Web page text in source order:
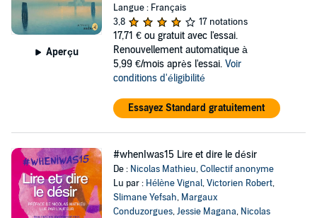
Aperçu
Langue : Français
3,8
17 notations
17,71 € ou gratuit avec l'essai.
Renouvellement automatique à
5,99 €/mois après l'essai. Voir
conditions d'éligibilité
Essayez Standard gratuitement
#whenIwas15 Lire et dire le désir
De : Nicolas Mathieu,Collectif anonyme
Lu par : Hélène Vignal,Victorien Robert,
Slimane Yefsah, Margaux
Conduzorgues,Jessie Magana, Nicolas